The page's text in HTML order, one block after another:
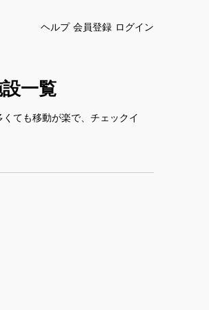
ヘルプ 会員登録 ログイン
一覧
ても移動が楽で、チェックイ